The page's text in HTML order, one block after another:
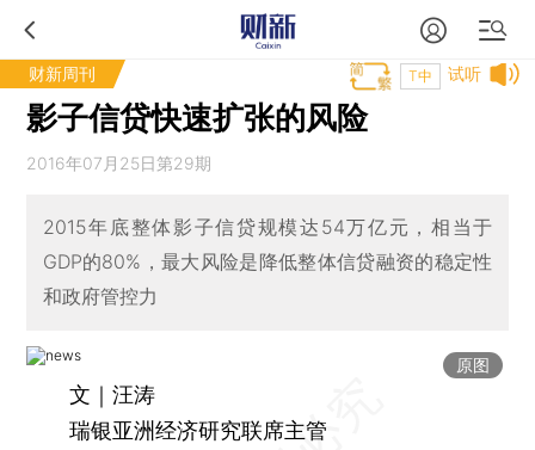
财新周刊 试听
T中
影子信贷快速扩张的风险
2016年07月25日第29期
2015年底整体影子信贷规模达54万亿元，相当于
GDP的80%，最大风险是降低整体信贷融资的稳定性
和政府管控力
原图
文｜汪涛
瑞银亚洲经济研究联席主管